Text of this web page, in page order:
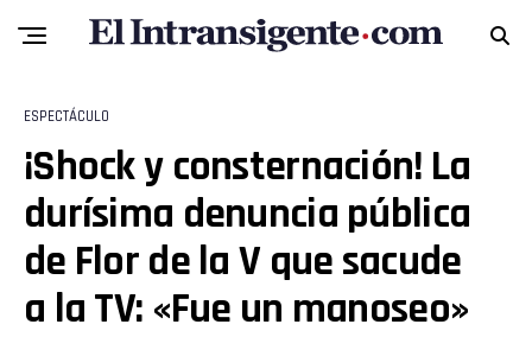
ESPECTÁCULO
¡Shock y consternación! La
durísima denuncia pública
de Flor de la V que sacude
a la TV: «Fue un manoseo»